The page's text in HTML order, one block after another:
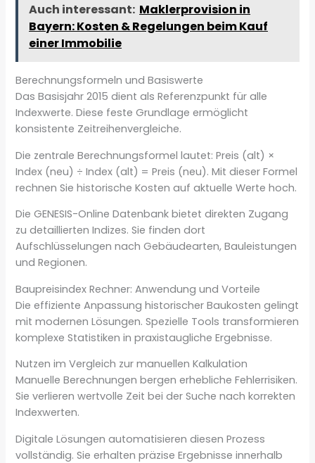
Auch interessant: Maklerprovision in
Bayern: Kosten & Regelungen beim Kauf
einer Immobilie
Berechnungsformeln und Basiswerte
Das Basisjahr 2015 dient als Referenzpunkt für alle
Indexwerte. Diese feste Grundlage ermöglicht
konsistente Zeitreihenvergleiche.
Die zentrale Berechnungsformel lautet: Preis (alt) ×
Index (neu) ÷ Index (alt) = Preis (neu). Mit dieser Formel
rechnen Sie historische Kosten auf aktuelle Werte hoch.
Die GENESIS-Online Datenbank bietet direkten Zugang
zu detaillierten Indizes. Sie finden dort
Aufschlüsselungen nach Gebäudearten, Bauleistungen
und Regionen.
Baupreisindex Rechner: Anwendung und Vorteile
Die effiziente Anpassung historischer Baukosten gelingt
mit modernen Lösungen. Spezielle Tools transformieren
komplexe Statistiken in praxistaugliche Ergebnisse.
Nutzen im Vergleich zur manuellen Kalkulation
Manuelle Berechnungen bergen erhebliche Fehlerrisiken.
Sie verlieren wertvolle Zeit bei der Suche nach korrekten
Indexwerten.
Digitale Lösungen automatisieren diesen Prozess
vollständig. Sie erhalten präzise Ergebnisse innerhalb